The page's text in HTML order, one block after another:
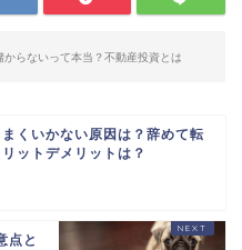
からないって本当？不動産投資とは
くいかない原因は？辞めて転
ットデメリットは？
点と